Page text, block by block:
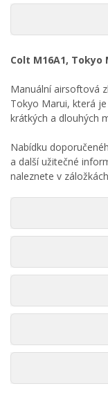
Colt M16A1, Tokyo
Manuální airsoftová
Tokyo Marui, která
krátkých a dlouhých
Nabídku
a další užitečné
naleznete v